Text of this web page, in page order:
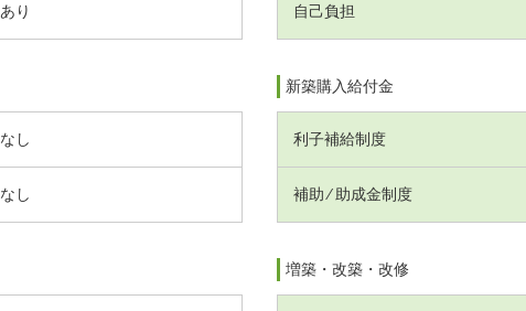
あり 自己負担
なし
なし
新築購入給付金
利子補給制度
補助 ⁄ 助成金制度
増築・改築・改修